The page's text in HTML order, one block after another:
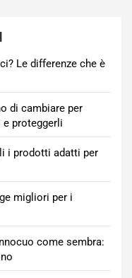
Le differenze che è
di cambiare per
proteggerli
i prodotti adatti per
migliori per i
come sembra: